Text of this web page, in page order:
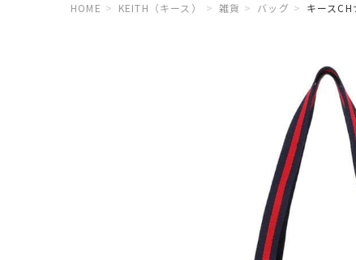
HOME > KEITH（キース） > 雑貨 > バッグ > キース